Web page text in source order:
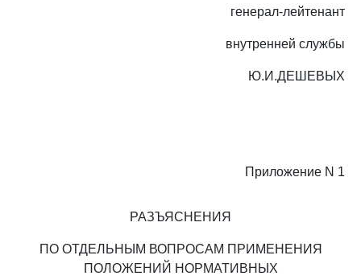
генерал-лейтенант
внутренней службы
Ю.И.ДЕШЕВЫХ
Приложение N 1
РАЗЪЯСНЕНИЯ
ПО ОТДЕЛЬНЫМ ВОПРОСАМ ПРИМЕНЕНИЯ
ПОЛОЖЕНИЙ НОРМАТИВНЫХ